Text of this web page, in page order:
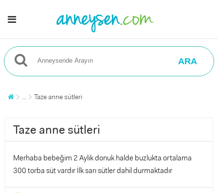
ARA
... Taze anne sütleri
Taze anne sütleri
Merhaba bebeğim 2 Aylık donuk halde buzlukta ortalama
300 torba süt vardır İlk sarı sütler dahil durmaktadır